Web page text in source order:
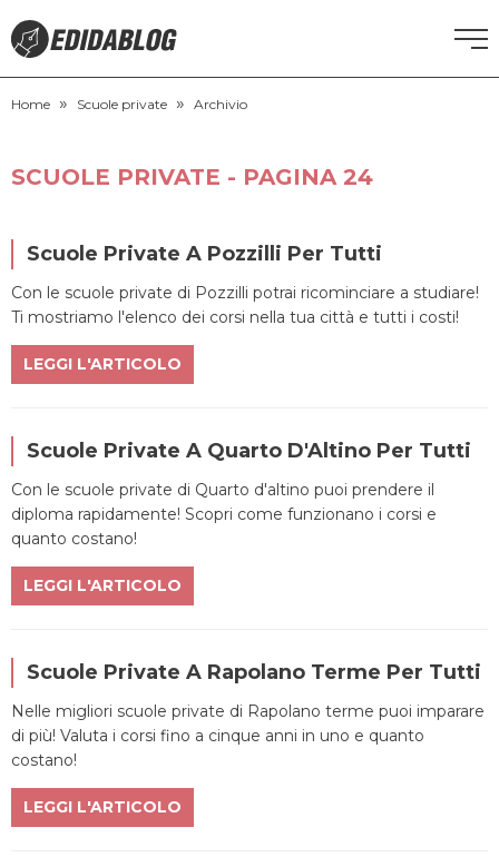
CORSI DI INGLESE
RECUPERO ANNI SCOLASTICI
SCUOLE SERALI
NEWS
Home » Scuole private » Archivio
SCUOLE PRIVATE - PAGINA 24
Scuole Private A Pozzilli Per Tutti
Con le scuole private di Pozzilli potrai ricominciare a studiare!
Ti mostriamo l'elenco dei corsi nella tua città e tutti i costi!
LEGGI L'ARTICOLO
Scuole Private A Quarto D'Altino Per Tutti
Con le scuole private di Quarto d'altino puoi prendere il
diploma rapidamente! Scopri come funzionano i corsi e
quanto costano!
LEGGI L'ARTICOLO
Scuole Private A Rapolano Terme Per Tutti
Nelle migliori scuole private di Rapolano terme puoi imparare
di più! Valuta i corsi fino a cinque anni in uno e quanto
costano!
LEGGI L'ARTICOLO